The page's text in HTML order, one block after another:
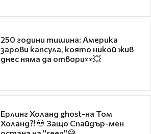
250 години тишина: Америка
зарови капсула, която никой жив
днес няма да отвори👀💥
Ерлинг Холанд ghost-на Том
Холанд?! 💀 Защо Спайдър-мен